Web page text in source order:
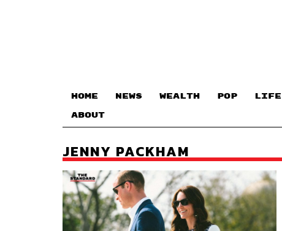
HOME NEWS WEALTH POP LIFE
ABOUT
JENNY PACKHAM